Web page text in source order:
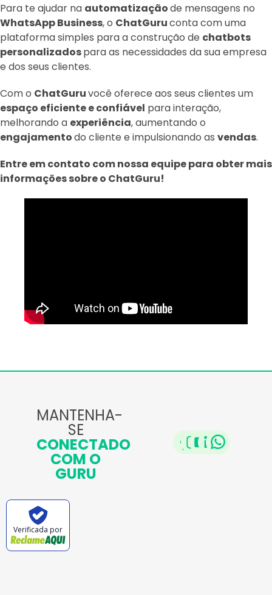
Para te ajudar na automatizaçãode mensagens no
WhatsApp Business, o ChatGuruconta com uma
plataforma simples para a construção de chatbots
personalizadospara as necessidades da sua empresa
e dos seus clientes.
Com o ChatGuruvocê oferece aos seus clientes um
espaço eficiente e confiável para interação,
melhorando a experiência, aumentando o
engajamentodo cliente e impulsionando as vendas.
Entre em contato com nossa equipe para obter mais
informações sobre o ChatGuru!
MANTENHA-
SE
CONECTADO
COM O
GURU
Verificada por